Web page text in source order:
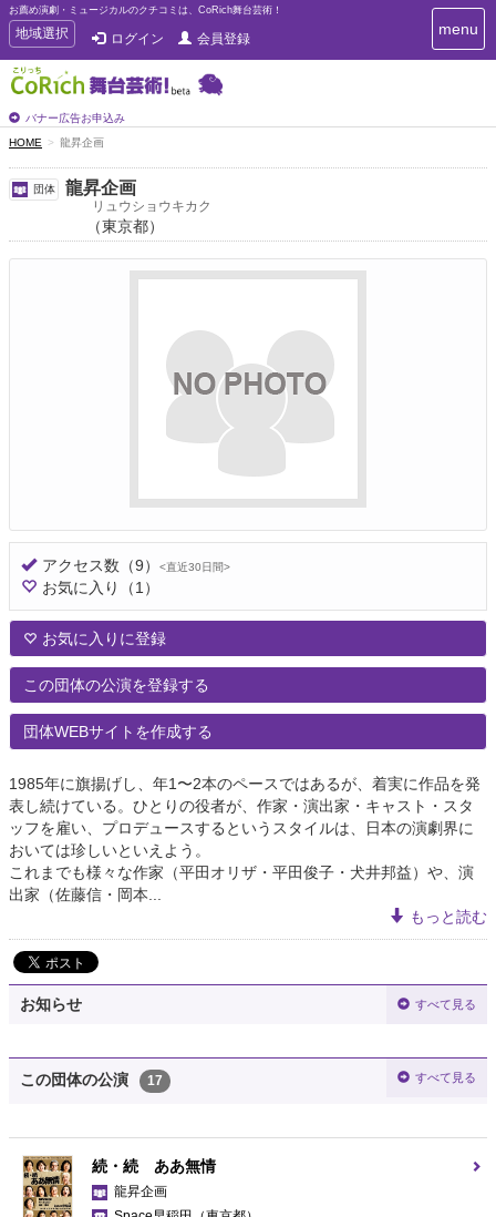
お薦め演劇・ミュージカルのクチコミは、CoRich舞台芸術！
T
o
g
g
e
n
a
v
i
a
t
地域選択 ログイン 会員登録
バナー広告お申込み
T
o
menu
HOME 龍昇企画
団体 龍昇企画
リュウショウキカク
（東京都）
アクセス数 （9） <直近30日間>
お気に入り （1）
お気に入りに登録
この団体の公演を登録する
団体WEBサイトを作成する
1985年に旗揚げし、年1〜2本のペースではあるが、着実に作品を発
表し続けている。ひとりの役者が、作家・演出家・キャスト・スタ
ッフを雇い、プロデュースするというスタイルは、日本の演劇界に
おいては珍しいといえよう。
これまでも様々な作家（平田オリザ・平田俊子・犬井邦益）や、演
出家（佐藤信・岡本...
もっと読む
お知らせ すべて見る
この団体の公演 17 すべて見る
続・続 ああ無情
龍昇企画